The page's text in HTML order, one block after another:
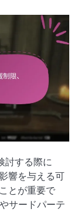
討する際に
響を与える可
とが重要で
サードパーテ